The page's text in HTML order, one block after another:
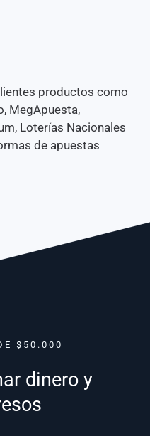
productos como
MegApuesta,
Loterías Nacionales
de apuestas
$50.000
dinero y